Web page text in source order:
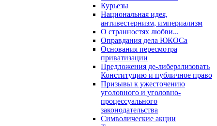
Курьезы
Национальная идея,
антивестернизм, империализм
О странностях любви...
Оправдания дела ЮКОСа
Основания пересмотра
приватизации
Предложения де-либерализовать
Конституцию и публичное право
Призывы к ужесточению
уголовного и уголовно-
процессуального
законодательства
Символические акции